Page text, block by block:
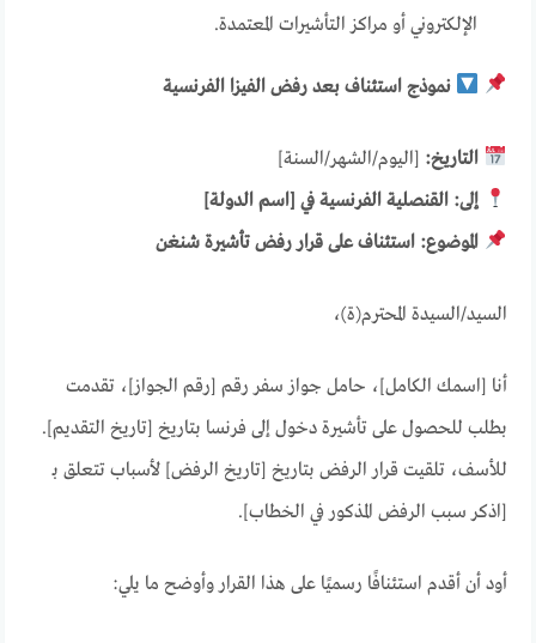
الإلكتروني أو مراكز التأشيرات المعتمدة.
نموذج استئناف بعد رفض الفيزا الفرنسية
التاريخ: [اليوم/الشهر/السنة]
إلى: القنصلية الفرنسية في [اسم الدولة]
الموضوع: استئناف على قرار رفض تأشيرة شنغن
السيد/السيدة المحترم(ة)،
أنا [اسمك الكامل]، حامل جواز سفر رقم [رقم الجواز]، تقدمت
بطلب للحصول على تأشيرة دخول إلى فرنسا بتاريخ [تاريخ التقديم].
للأسف، تلقيت قرار الرفض بتاريخ [تاريخ الرفض] لأسباب تتعلق بـ
[اذكر سبب الرفض المذكور في الخطاب].
أود أن أقدم استئنافًا رسميًا على هذا القرار وأوضح ما يلي: